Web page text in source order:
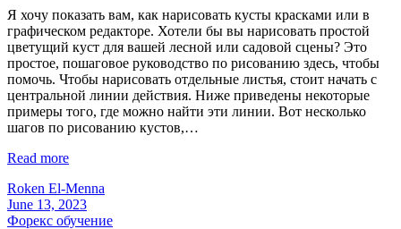
Я хочу показать вам, как нарисовать кусты красками или в
графическом редакторе. Хотели бы вы нарисовать простой
цветущий куст для вашей лесной или садовой сцены? Это
простое, пошаговое руководство по рисованию здесь, чтобы
помочь. Чтобы нарисовать отдельные листья, стоит начать с
центральной линии действия. Ниже приведены некоторые
примеры того, где можно найти эти линии. Вот несколько
шагов по рисованию кустов,…
Read more
Roken El-Menna
June 13, 2023
Форекс обучение